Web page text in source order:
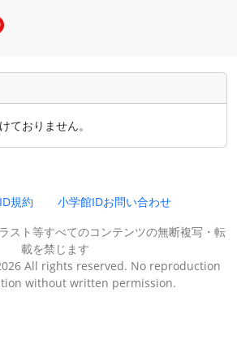
ておりません。
規約
小学館IDお問い合わせ
スト等すべてのコンテンツの無断複写・転
載を禁じます
All rights reserved. No reproduction
without written permission.